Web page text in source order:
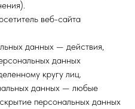
веб-сайта
данных — действия,
данных
кругу лиц.
данных — любые
персональных данных